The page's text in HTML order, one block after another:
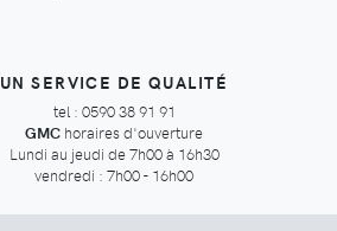
UN SERVICE DE QUALITÉ
tel : 0590 38 91 91
GMC horaires d'ouverture
Lundi au jeudi de 7h00 à 16h30
vendredi : 7h00 - 16h00